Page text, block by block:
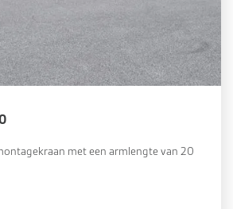
met een armlengte van 20